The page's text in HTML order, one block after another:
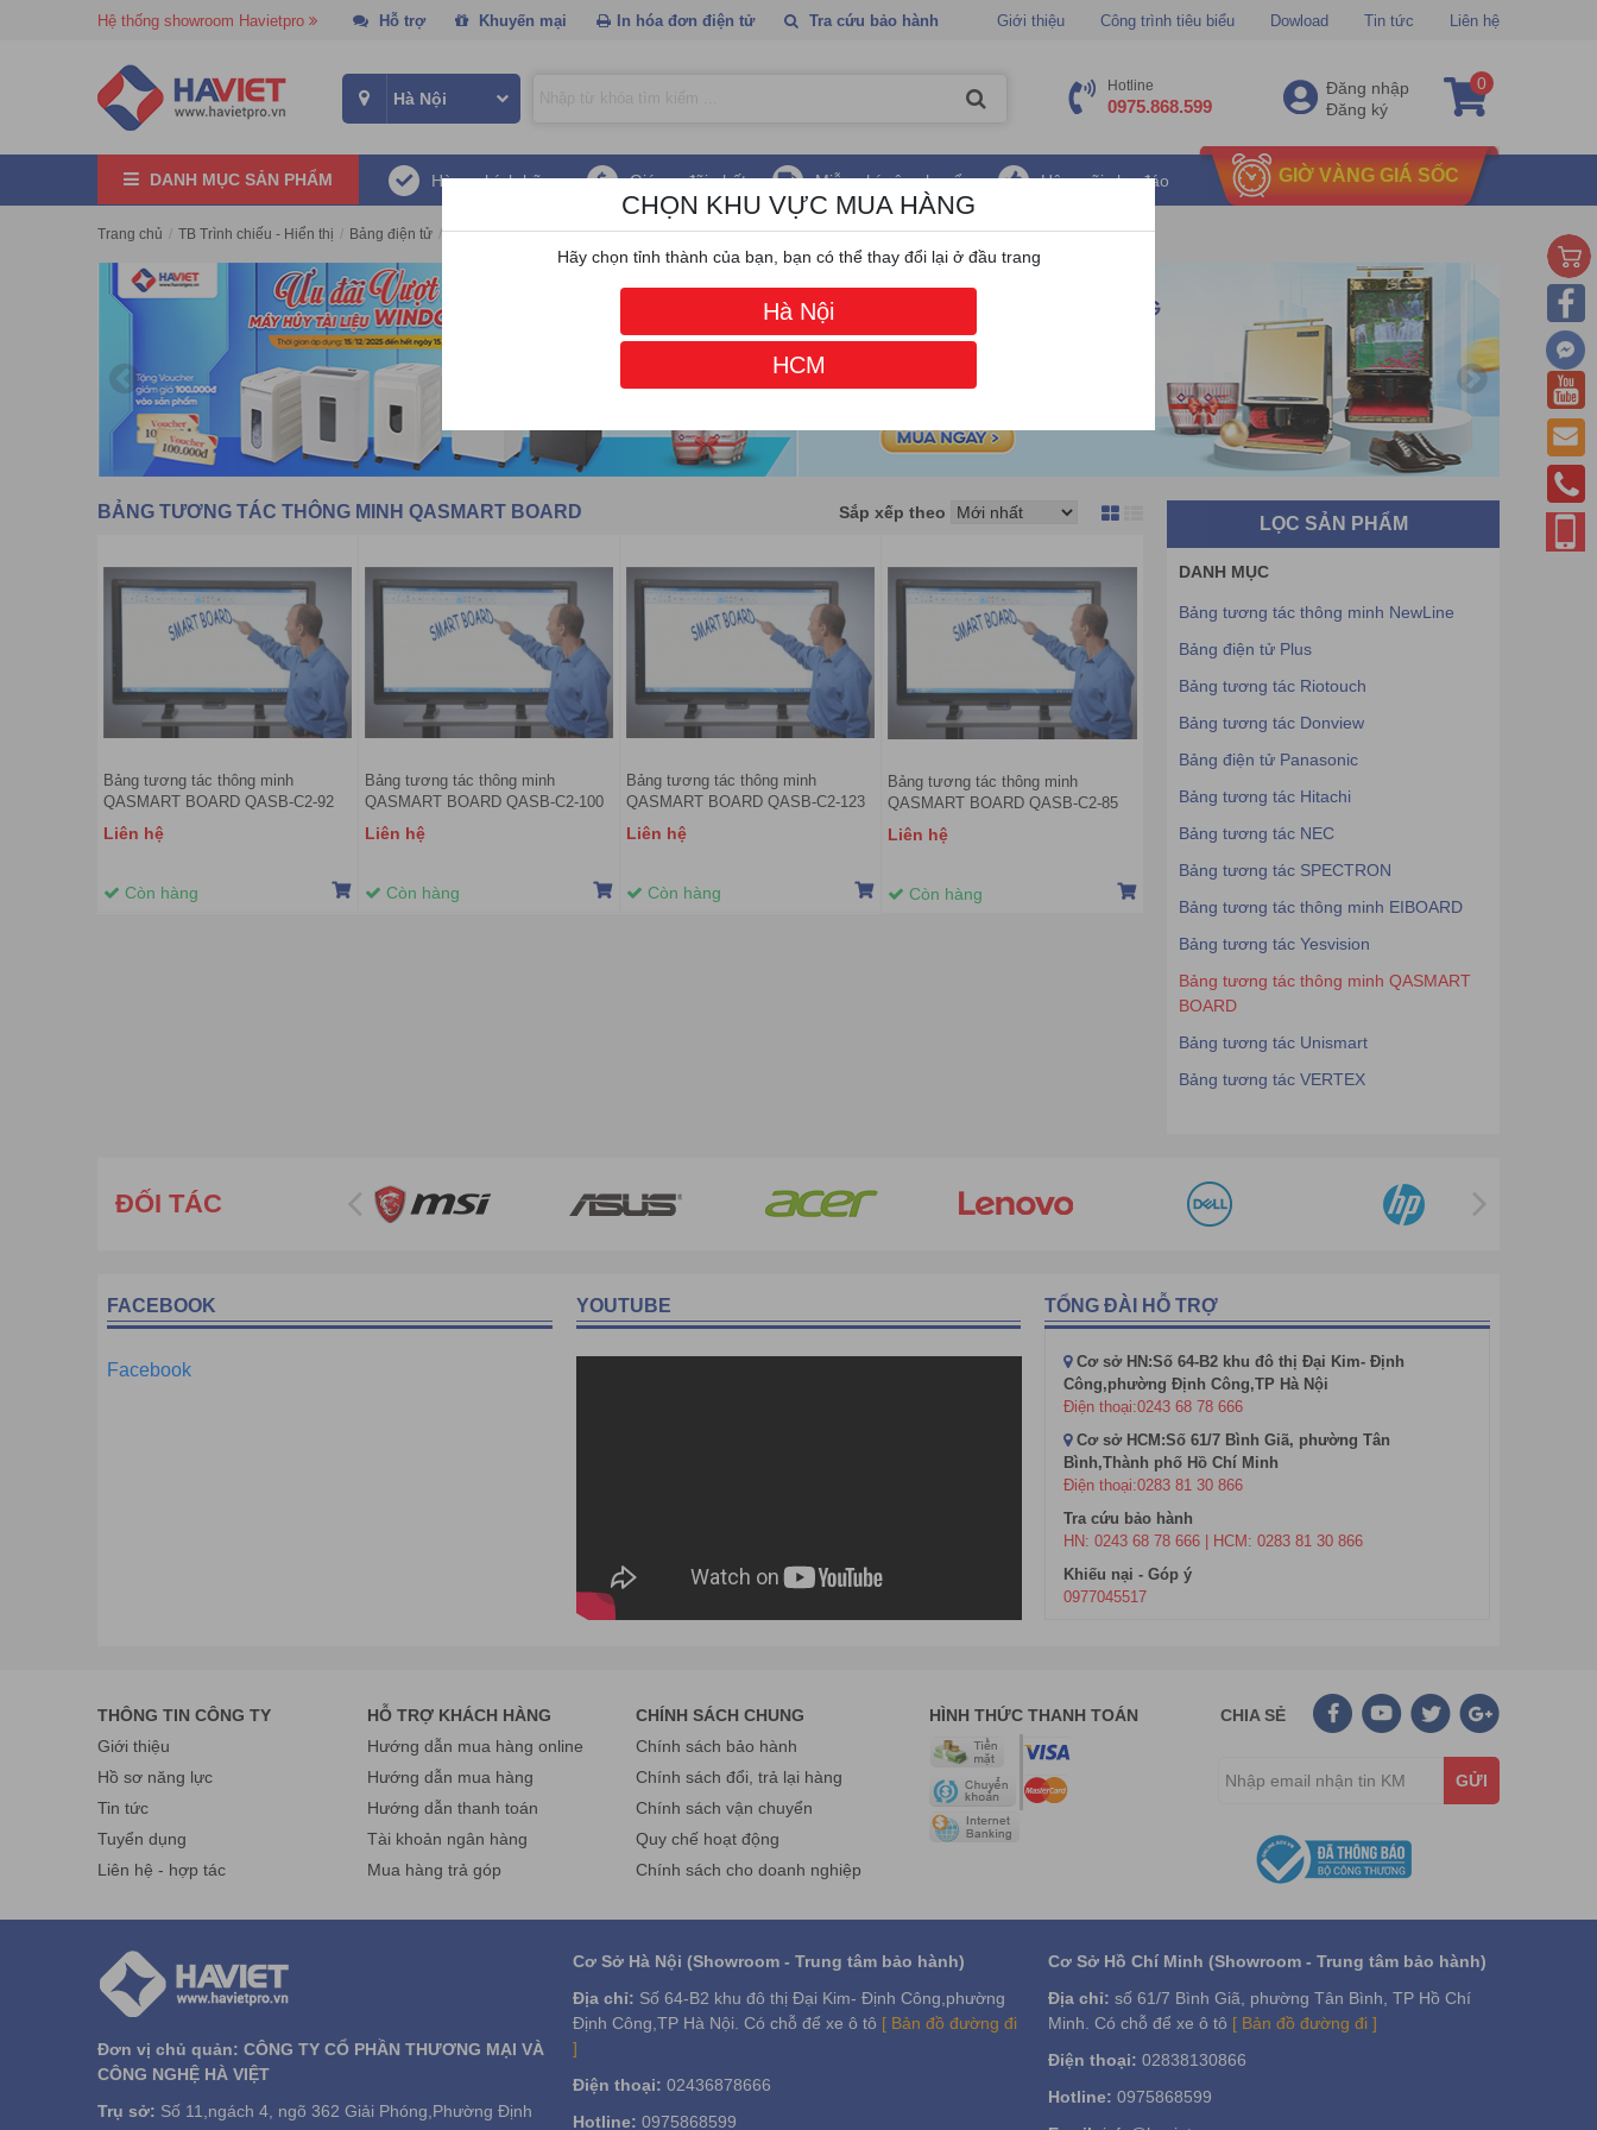
Hệ thống showroom Havietpro Hỗ trợ Khuyến mại In hóa đơn điện tử Tra cứu bảo hành Giới thiệu Công trình tiêu biểu Dowload Tin tức Liên hệ
Hotline
0975.868.599
Đăng nhập
Đăng ký
0
DANH MỤC SẢN PHẨM Hàng chính hãng Giá ưu đãi nhất Miễn phí vận chuyển Hậu mãi chu đáo GIỜ VÀNG GIÁ SỐC
Trang chủ / TB Trình chiếu - Hiển thị / Bảng điện tử / Bảng tương tác thông minh QASMART BOARD
BẢNG TƯƠNG TÁC THÔNG MINH QASMART BOARD Sắp xếp theo
Bảng tương tác thông minh
QASMART BOARD QASB-C2-92
Liên hệ
Còn hàng
Bảng tương tác thông minh
QASMART BOARD QASB-C2-100
Liên hệ
Còn hàng
Bảng tương tác thông minh
QASMART BOARD QASB-C2-123
Liên hệ
Còn hàng
Bảng tương tác thông minh
QASMART BOARD QASB-C2-85
Liên hệ
Còn hàng
LỌC SẢN PHẨM
DANH MỤC
Bảng tương tác thông minh NewLine
Bảng điện tử Plus
Bảng tương tác Riotouch
Bảng tương tác Donview
Bảng điện tử Panasonic
Bảng tương tác Hitachi
Bảng tương tác NEC
Bảng tương tác SPECTRON
Bảng tương tác thông minh EIBOARD
Bảng tương tác Yesvision
Bảng tương tác thông minh QASMART
BOARD
Bảng tương tác Unismart
Bảng tương tác VERTEX
ĐỐI TÁC
FACEBOOK
Facebook
YOUTUBE TỔNG ĐÀI HỖ TRỢ
Cơ sở HN:Số 64-B2 khu đô thị Đại Kim- Định
Công,phường Định Công,TP Hà Nội
Điện thoại:0243 68 78 666
Cơ sở HCM:Số 61/7 Bình Giã, phường Tân
Bình,Thành phố Hồ Chí Minh
Điện thoại:0283 81 30 866
Tra cứu bảo hành
HN: 0243 68 78 666 | HCM: 0283 81 30 866
Khiếu nại - Góp ý
0977045517
THÔNG TIN CÔNG TY
Giới thiệu
Hồ sơ năng lực
Tin tức
Tuyển dụng
Liên hệ - hợp tác
HỖ TRỢ KHÁCH HÀNG
Hướng dẫn mua hàng online
Hướng dẫn mua hàng
Hướng dẫn thanh toán
Tài khoản ngân hàng
Mua hàng trả góp
CHÍNH SÁCH CHUNG
Chính sách bảo hành
Chính sách đổi, trả lại hàng
Chính sách vận chuyển
Quy chế hoạt động
Chính sách cho doanh nghiệp
HÌNH THỨC THANH TOÁN CHIA SẺ
GỬI
Đơn vị chủ quản: CÔNG TY CỔ PHẦN THƯƠNG MẠI VÀ
CÔNG NGHỆ HÀ VIỆT
Trụ sở: Số 11,ngách 4, ngõ 362 Giải Phóng,Phường Định
Cơ Sở Hà Nội (Showroom - Trung tâm bảo hành)
Địa chỉ: Số 64-B2 khu đô thị Đại Kim- Định Công,phường
Định Công,TP Hà Nội. Có chỗ để xe ô tô [ Bản đồ đường đi
]
Điện thoại: 02436878666
Hotline: 0975868599
Cơ Sở Hồ Chí Minh (Showroom - Trung tâm bảo hành)
Địa chỉ: số 61/7 Bình Giã, phường Tân Bình, TP Hồ Chí
Minh. Có chỗ để xe ô tô [ Bản đồ đường đi ]
Điện thoại: 02838130866
Hotline: 0975868599
CHỌN KHU VỰC MUA HÀNG
Hãy chọn tỉnh thành của bạn, bạn có thể thay đổi lại ở đầu trang
Hà Nội
HCM